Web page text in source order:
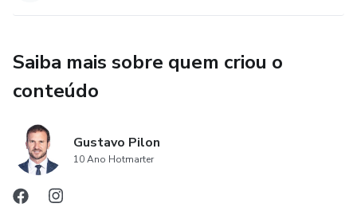
Saiba mais sobre quem criou o
conteúdo
Gustavo Pilon
10 Ano Hotmarter